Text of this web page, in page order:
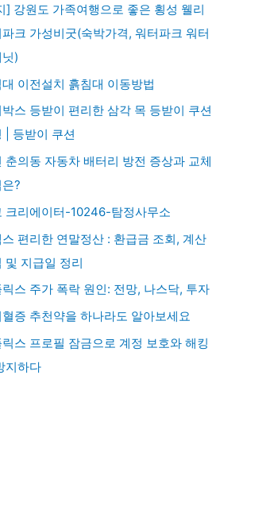
] 강원도 가족여행으로 좋은 횡성 웰리
파크 가성비굿(숙박가격, 워터파크 워터
)
이전설치 흙침대 이동방법
스 등받이 편리한 삼각 목 등받이 쿠션
| 등받이 쿠션
춘의동 자동차 배터리 방전 증상과 교체
?
크리에이터-10246-탐정사무소
스 편리한 연말정산 : 환급금 조회, 계산
및 지급일 정리
릭스 주가 폭락 원인: 전망, 나스닥, 투자
혈증 추천약을 하나라도 알아보세요
릭스 프로필 잠금으로 계정 보호와 해킹
지하다